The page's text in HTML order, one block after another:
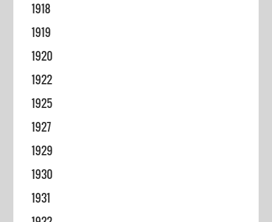
1918
1919
1920
1922
1925
1927
1929
1930
1931